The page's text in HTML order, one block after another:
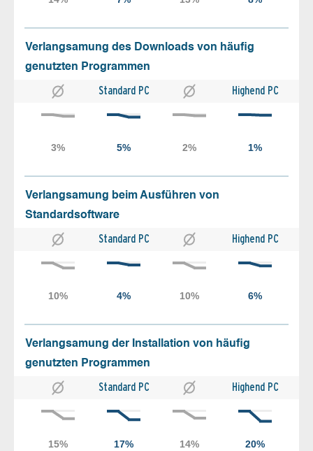
Verlangsamung des Downloads von häufig
genutzten Programmen
Standard PC Highend PC
Verlangsamung beim Ausführen von
Standardsoftware
Standard PC Highend PC
Verlangsamung der Installation von häufig
genutzten Programmen
Standard PC Highend PC